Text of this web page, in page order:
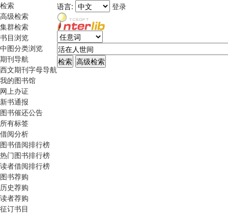
检索
高级检索
集群检索
书目浏览
中图分类浏览
期刊导航
西文期刊字母导航
我的图书馆
网上办证
新书通报
图书催还公告
所有标签
借阅分析
图书借阅排行榜
热门图书排行榜
读者借阅排行榜
图书荐购
历史荐购
读者荐购
征订书目
语言: 登录